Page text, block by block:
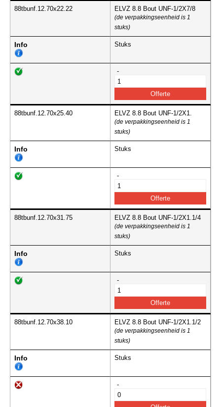
88tbunf.12.70x22.22 ELVZ 8.8 Bout UNF-1/2X7/8
(de verpakkingseenheid is 1
stuks)
Info Stuks
-
88tbunf.12.70x25.40 ELVZ 8.8 Bout UNF-1/2X1.
(de verpakkingseenheid is 1
stuks)
Info Stuks
-
88tbunf.12.70x31.75 ELVZ 8.8 Bout UNF-1/2X1.1/4
(de verpakkingseenheid is 1
stuks)
Info Stuks
-
88tbunf.12.70x38.10 ELVZ 8.8 Bout UNF-1/2X1.1/2
(de verpakkingseenheid is 1
stuks)
Info Stuks
-